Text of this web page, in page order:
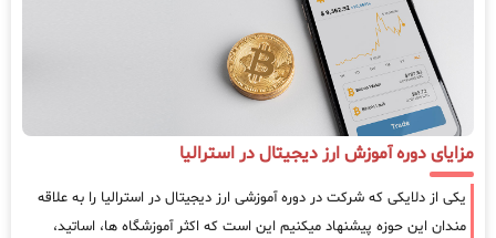
مزایای دوره آموزش ارز دیجیتال در استرالیا
یکی از دلایکی که شرکت در دوره آموزشی ارز دیجیتال در استرالیا را به علاقه
مندان این حوزه پیشنهاد میکنیم این است که اکثر آموزشگاه ها، اساتید،